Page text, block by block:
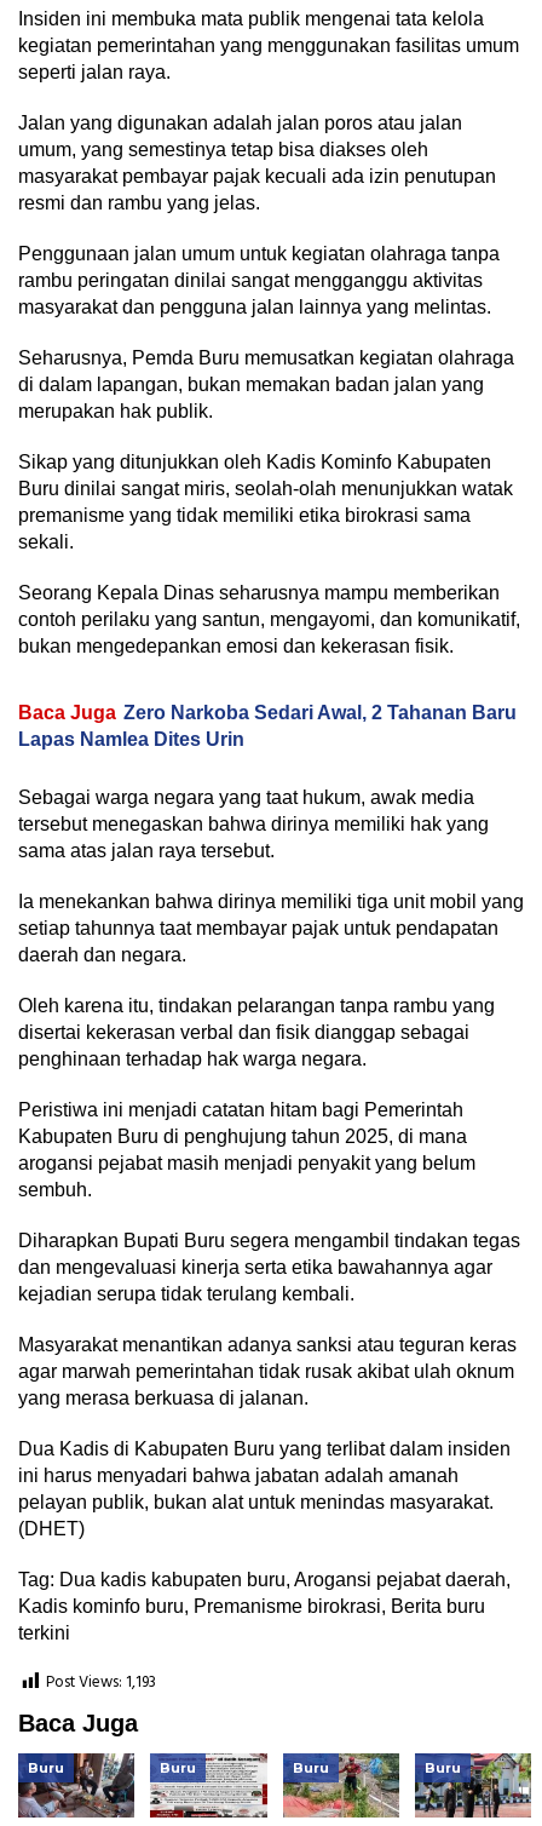
Insiden ini membuka mata publik mengenai tata kelola
kegiatan pemerintahan yang menggunakan fasilitas umum
seperti jalan raya.
Jalan yang digunakan adalah jalan poros atau jalan
umum, yang semestinya tetap bisa diakses oleh
masyarakat pembayar pajak kecuali ada izin penutupan
resmi dan rambu yang jelas.
Penggunaan jalan umum untuk kegiatan olahraga tanpa
rambu peringatan dinilai sangat mengganggu aktivitas
masyarakat dan pengguna jalan lainnya yang melintas.
Seharusnya, Pemda Buru memusatkan kegiatan olahraga
di dalam lapangan, bukan memakan badan jalan yang
merupakan hak publik.
Sikap yang ditunjukkan oleh Kadis Kominfo Kabupaten
Buru dinilai sangat miris, seolah-olah menunjukkan watak
premanisme yang tidak memiliki etika birokrasi sama
sekali.
Seorang Kepala Dinas seharusnya mampu memberikan
contoh perilaku yang santun, mengayomi, dan komunikatif,
bukan mengedepankan emosi dan kekerasan fisik.
Baca Juga Zero Narkoba Sedari Awal, 2 Tahanan Baru
Lapas Namlea Dites Urin
Sebagai warga negara yang taat hukum, awak media
tersebut menegaskan bahwa dirinya memiliki hak yang
sama atas jalan raya tersebut.
Ia menekankan bahwa dirinya memiliki tiga unit mobil yang
setiap tahunnya taat membayar pajak untuk pendapatan
daerah dan negara.
Oleh karena itu, tindakan pelarangan tanpa rambu yang
disertai kekerasan verbal dan fisik dianggap sebagai
penghinaan terhadap hak warga negara.
Peristiwa ini menjadi catatan hitam bagi Pemerintah
Kabupaten Buru di penghujung tahun 2025, di mana
arogansi pejabat masih menjadi penyakit yang belum
sembuh.
Diharapkan Bupati Buru segera mengambil tindakan tegas
dan mengevaluasi kinerja serta etika bawahannya agar
kejadian serupa tidak terulang kembali.
Masyarakat menantikan adanya sanksi atau teguran keras
agar marwah pemerintahan tidak rusak akibat ulah oknum
yang merasa berkuasa di jalanan.
Dua Kadis di Kabupaten Buru yang terlibat dalam insiden
ini harus menyadari bahwa jabatan adalah amanah
pelayan publik, bukan alat untuk menindas masyarakat.
(DHET)
Tag: Dua kadis kabupaten buru, Arogansi pejabat daerah,
Kadis kominfo buru, Premanisme birokrasi, Berita buru
terkini
Post Views: 1,193
Baca Juga
Buru Buru Buru Buru